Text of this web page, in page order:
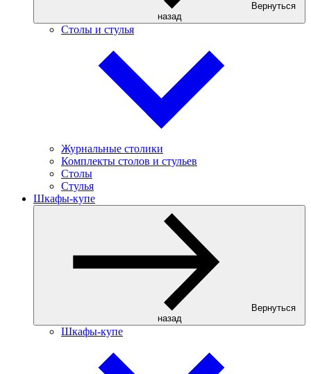
Вернуться
назад
Столы и стулья
Журнальные столики
Комплекты столов и стульев
Столы
Стулья
Шкафы-купе
Вернуться
назад
Шкафы-купе